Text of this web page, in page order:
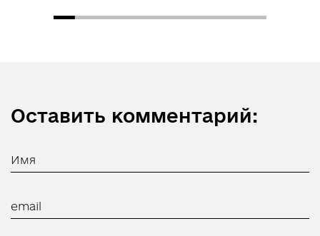
Оставить комментарий: